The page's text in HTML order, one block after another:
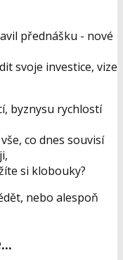
přednášku - nové
svoje investice, vize
byznysu rychlostí
co dnes souvisí
si klobouky?
nebo alespoň